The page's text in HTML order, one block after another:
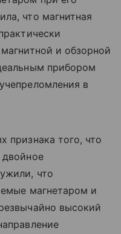
что магнитная
и обзорной
прибором
в
признака того, что
двойное
что
магнетаром и
высокий